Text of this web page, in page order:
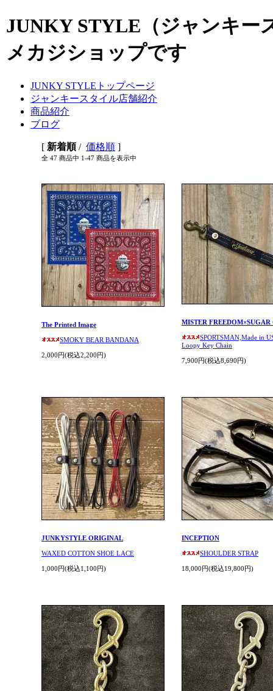
JUNKY STYLE（ジャンキー
メカジショップです
JUNKY STYLEトップページ
ジャンキースタイル店舗紹介
商品紹介
ブログ
[ 新着順/ 価格順 ]
全 47 商品中 1-47 商品を表示中
The Printed Image
SMOKY BEAR BANDANA
2,000円(税込2,200円)
MISTER FREEDOM×SUGAR
SPORTSMAN,Made in
Loopy Key Chain
7,900円(税込8,690円)
JUNKYSTYLE ORIGINAL
WAXED COTTON SHOE LACE
1,000円(税込1,100円)
INCEPTION
SHOULDER STRAP
18,000円(税込19,800円)